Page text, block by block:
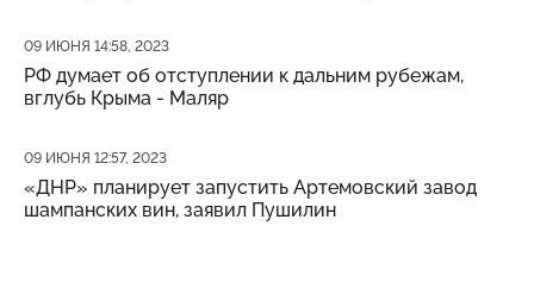
Дата публикации
09 ИЮНЯ 14:58, 2023
РФ думает об отступлении к дальним рубежам,
вглубь Крыма - Маляр
Дата публикации
09 ИЮНЯ 12:57, 2023
«ДНР» планирует запустить Артемовский завод
шампанских вин, заявил Пушилин